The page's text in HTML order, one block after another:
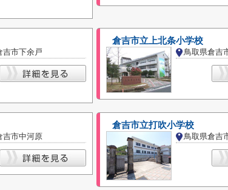
吉市下余戸
倉吉市立上北条小学校
鳥取県倉吉
吉市中河原
倉吉市立打吹小学校
鳥取県倉吉